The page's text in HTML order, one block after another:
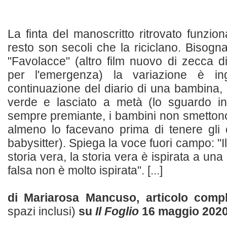
La finta del manoscritto ritrovato
resto son secoli che la riciclano.
"Favolacce" (altro film nuovo di zecca
per l'emergenza) la variazione è
continuazione del diario di una
verde e lasciato a metà (lo sguardo
sempre premiante, i bambini non
almeno lo facevano prima di tenere gli
babysitter). Spiega la voce fuori campo:
storia vera, la storia vera è ispirata a
falsa non è molto ispirata". [...]
di Mariarosa Mancuso, articolo
spazi inclusi) su Il Foglio16 maggio